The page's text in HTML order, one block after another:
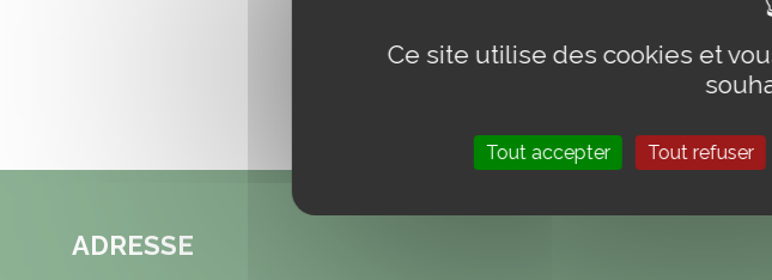
ADRESSE
Ce site utilise des cookies et
Tout accepter Tout refuser